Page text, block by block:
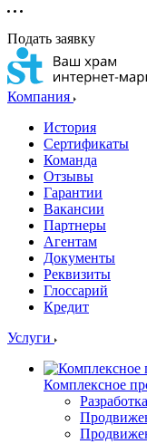
Подать заявку
Компания
История
Сертификаты
Команда
Отзывы
Гарантии
Вакансии
Партнеры
Агентам
Документы
Реквизиты
Глоссарий
Кредит
Услуги
Комплексное